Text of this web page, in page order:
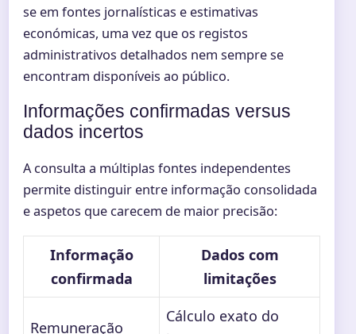
se em fontes jornalísticas e estimativas
económicas, uma vez que os registos
administrativos detalhados nem sempre se
encontram disponíveis ao público.
Informações confirmadas versus
dados incertos
A consulta a múltiplas fontes independentes
permite distinguir entre informação consolidada
e aspetos que carecem de maior precisão:
Informação
confirmada
Dados com
limitações
Remuneração
Cálculo exato do